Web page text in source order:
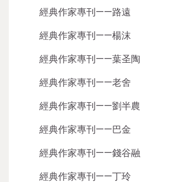
經典作家專刊——路遠
經典作家專刊——楊沫
經典作家專刊——葉圣陶
經典作家專刊——老舍
經典作家專刊——劉半農
經典作家專刊——巴金
經典作家專刊——錢谷融
經典作家專刊——丁玲